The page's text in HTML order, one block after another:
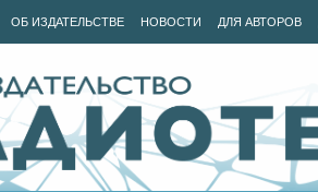
ОБ ИЗДАТЕЛЬСТВЕ НОВОСТИ ДЛЯ АВТОРОВ